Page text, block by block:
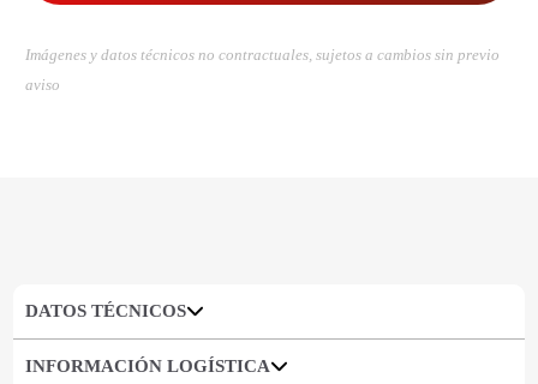
Imágenes y datos técnicos no contractuales, sujetos a cambios sin previo
aviso
DATOS TÉCNICOS
INFORMACIÓN LOGÍSTICA